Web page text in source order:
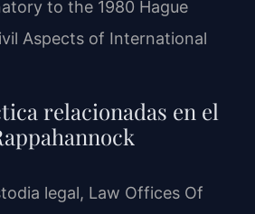
to the 1980 Hague
Aspects of International
relacionadas en el
legal, Law Offices Of